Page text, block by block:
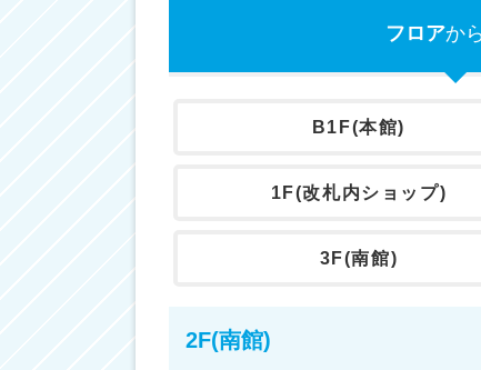
フロアか
B1F(本館)
1F(改札内ショップ)
3F(南館)
2F(南館)